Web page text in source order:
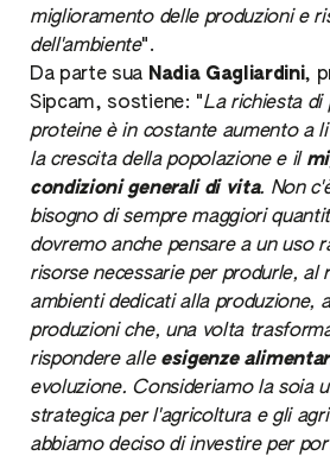
miglioramento delle produzioni e
dell'ambiente".
Da parte sua Nadia Gagliardini,
Sipcam, sostiene: "La richiesta di
proteine è in costante aumento a
la crescita della popolazione e il
condizioni generali di vita. Non
bisogno di sempre maggiori
dovremo anche pensare a un uso
risorse necessarie per produrle, al
ambienti dedicati alla produzione,
produzioni che, una volta
rispondere alle esigenze
evoluzione. Consideriamo la soia
strategica per l'agricoltura e gli
abbiamo deciso di investire per